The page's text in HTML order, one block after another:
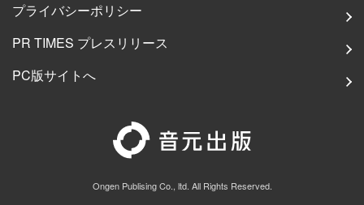
プライバシーポリシー
PR TIMES プレスリリース
PC版サイトへ
Ongen Publising Co., ltd. All Rights Reserved.